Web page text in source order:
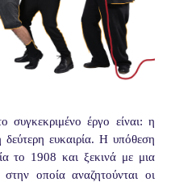
συγκεκριμένο έργο είναι: η
δεύτερη ευκαιρία. Η υπόθεση
το 1908 και ξεκινά με μια
οποία αναζητούνται οι